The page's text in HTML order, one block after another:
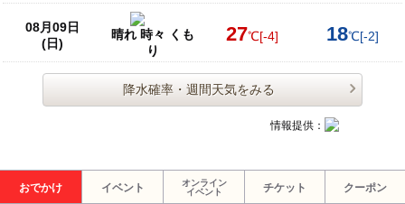
08月09日
(日)
晴れ 時々 くも
り
27℃[-4] 18℃[-2]
降水確率・週間天気をみる
情報提供：
おでかけ イベント
オンライン
イベント
チケット クーポン